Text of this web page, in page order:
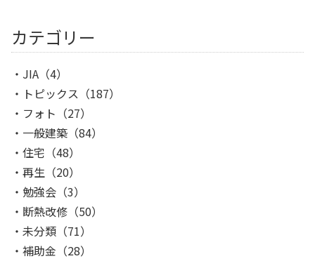
カテゴリー
JIA （4）
トピックス （187）
フォト （27）
一般建築 （84）
住宅 （48）
再生 （20）
勉強会 （3）
断熱改修 （50）
未分類 （71）
補助金 （28）